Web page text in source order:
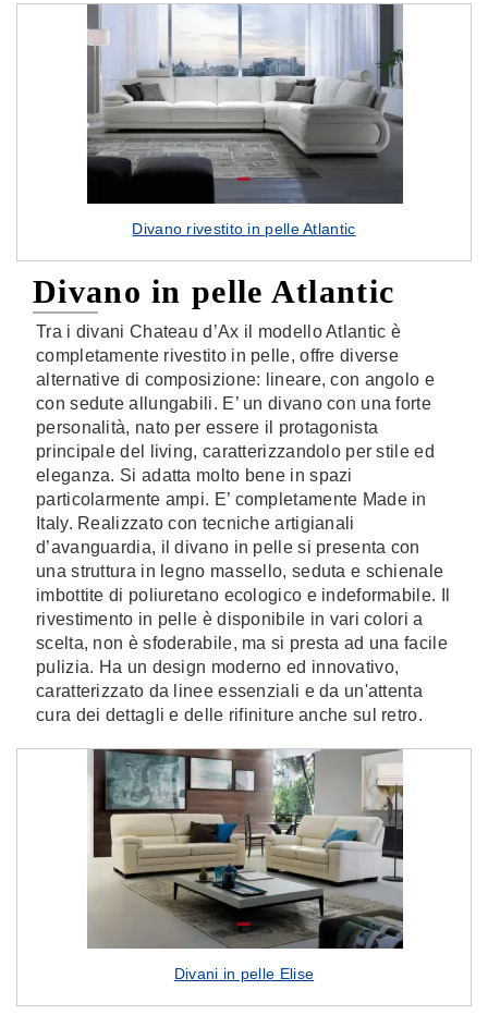
Divano rivestito in pelle Atlantic
Divano in pelle Atlantic
Tra i divani Chateau d’Ax il modello Atlantic è
completamente rivestito in pelle, offre diverse
alternative di composizione: lineare, con angolo e
con sedute allungabili. E’ un divano con una forte
personalità, nato per essere il protagonista
principale del living, caratterizzandolo per stile ed
eleganza. Si adatta molto bene in spazi
particolarmente ampi. E’ completamente Made in
Italy. Realizzato con tecniche artigianali
d’avanguardia, il divano in pelle si presenta con
una struttura in legno massello, seduta e schienale
imbottite di poliuretano ecologico e indeformabile. Il
rivestimento in pelle è disponibile in vari colori a
scelta, non è sfoderabile, ma si presta ad una facile
pulizia. Ha un design moderno ed innovativo,
caratterizzato da linee essenziali e da un'attenta
cura dei dettagli e delle rifiniture anche sul retro.
Divani in pelle Elise